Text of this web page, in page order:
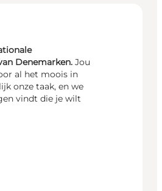
Denemarken. Jou
al het moois in
onze taak, en we
vindt die je wilt